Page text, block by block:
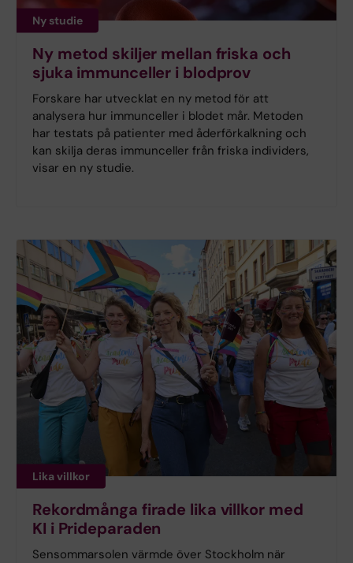
Ny studie
Ny metod skiljer mellan friska och
sjuka immunceller i blodprov
Forskare har utvecklat en ny metod för att
analysera hur immunceller i blodet mår. Metoden
har testats på patienter med åderförkalkning och
kan skilja deras immunceller från friska individers,
visar en ny studie.
Lika villkor
Rekordmånga firade lika villkor med
KI i Prideparaden
Sensommarsolen värmde över Stockholm när